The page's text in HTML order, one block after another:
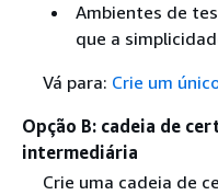
Ambientes de
que a
Vá para: Crie um
Opção B: cadeia de
intermediária
Crie uma cadeia de